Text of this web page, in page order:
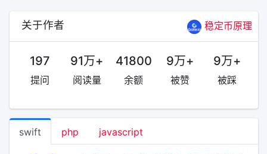
关于作者 稳定币原理
197
提问
91万+
阅读量
41800
余额
9万+
被赞
9万+
被踩
swift php javascript